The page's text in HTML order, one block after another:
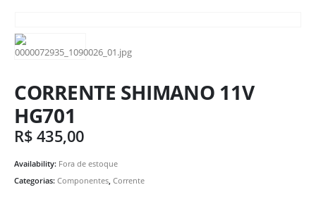
CORRENTE SHIMANO 11V
HG701
R$435,00
Availability: Fora de estoque
Categorias: Componentes Corrente